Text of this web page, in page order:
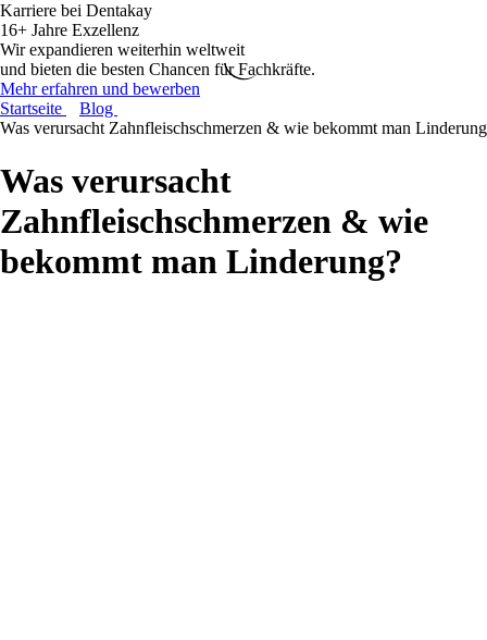
Karriere bei Dentakay
16+ Jahre Exzellenz
Wir expandieren weiterhin weltweit
und bieten die besten Chancen für Fachkräfte.
Mehr erfahren und bewerben
Startseite
Blog
Was verursacht Zahnfleischschmerzen & wie bekommt man
Was verursacht
Zahnfleischschmerzen & wie
bekommt man Linderung?